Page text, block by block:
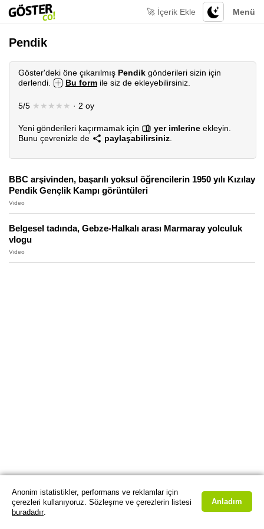
Menü
🚀 İçerik Ekle
Pendik
Göster'deki öne çıkarılmış Pendik gönderileri sizin için
derlendi.
Bu form ile siz de ekleyebilirsiniz.
5/5 ★★★★★ · 2 oy
Yeni gönderileri kaçırmamak için yer imlerine ekleyin.
Bunu çevrenizle de
paylaşabilirsiniz
BBC arşivinden, başarılı yoksul öğrencilerin 1950 yılı Kızılay
Pendik Gençlik Kampı görüntüleri
Video
Belgesel tadında, Gebze-Halkalı arası Marmaray yolculuk
vlogu
Video
Anonim istatistikler, performans ve reklamlar için
çerezleri kullanıyoruz. Sözleşme ve çerezlerin listesi
buradadır.
Anladım